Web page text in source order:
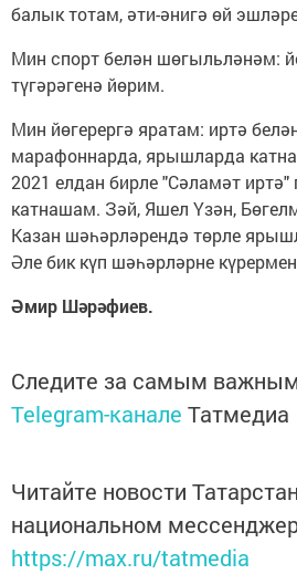
балык тотам, әти-әнигә өй
Мин спорт белән шөгыльләнәм:
түгәрәгенә йөрим.
Мин йөгерергә яратам: иртә
марафоннарда, ярышларда
2021 елдан бирле "Сәламәт иртә"
катнашам. Зәй, Яшел Үзән,
Казан шәһәрләрендә төрле
Әле бик күп шәһәрләрне
Әмир Шәрәфиев.
Следите за самым
Telegram-канале Татмедиа
Читайте новости
национальном
https://max.ru/tatmedia